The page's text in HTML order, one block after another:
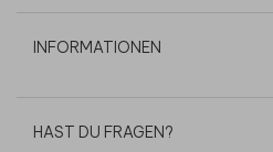
INFORMATIONEN
HAST DU FRAGEN?